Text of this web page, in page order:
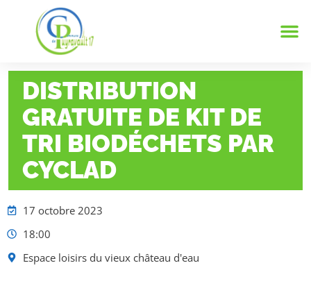
DISTRIBUTION
GRATUITE DE KIT DE
TRI BIODÉCHETS PAR
CYCLAD
17 octobre 2023
18:00
Espace loisirs du vieux château d'eau